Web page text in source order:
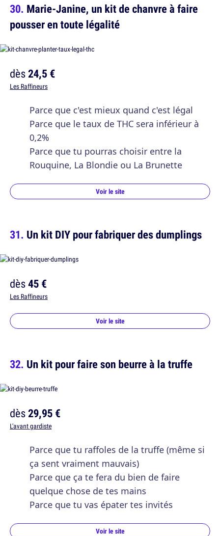
Marie-Janine, un kit de chanvre à faire
pousser en toute légalité
dès24,5 €
Les Raffineurs
Parce que c'est mieux quand c'est légal
Parce que le taux de THC sera inférieur à
0,2%
Parce que tu pourras choisir entre la
Rouquine, La Blondie ou La Brunette
Voir le site
Un kit DIY pour fabriquer des dumplings
dès45 €
Les Raffineurs
Voir le site
Un kit pour faire son beurre à la truffe
dès29,95 €
L'avant gardiste
Parce que tu raffoles de la truffe (même si
ça sent vraiment mauvais)
Parce que ça te fera du bien de faire
quelque chose de tes mains
Parce que tu vas épater tes invités
Voir le site